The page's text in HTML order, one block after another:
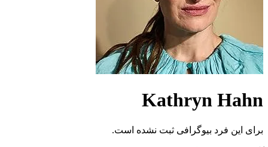
Kathryn Hahn
برای این فرد بیوگرافی ثبت نشده است.